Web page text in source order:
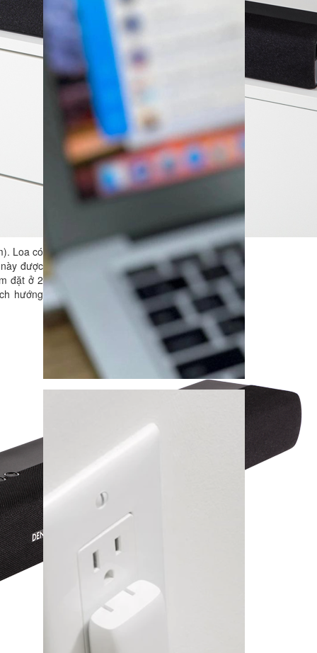
Loa có
được
đặt ở 2
hướng